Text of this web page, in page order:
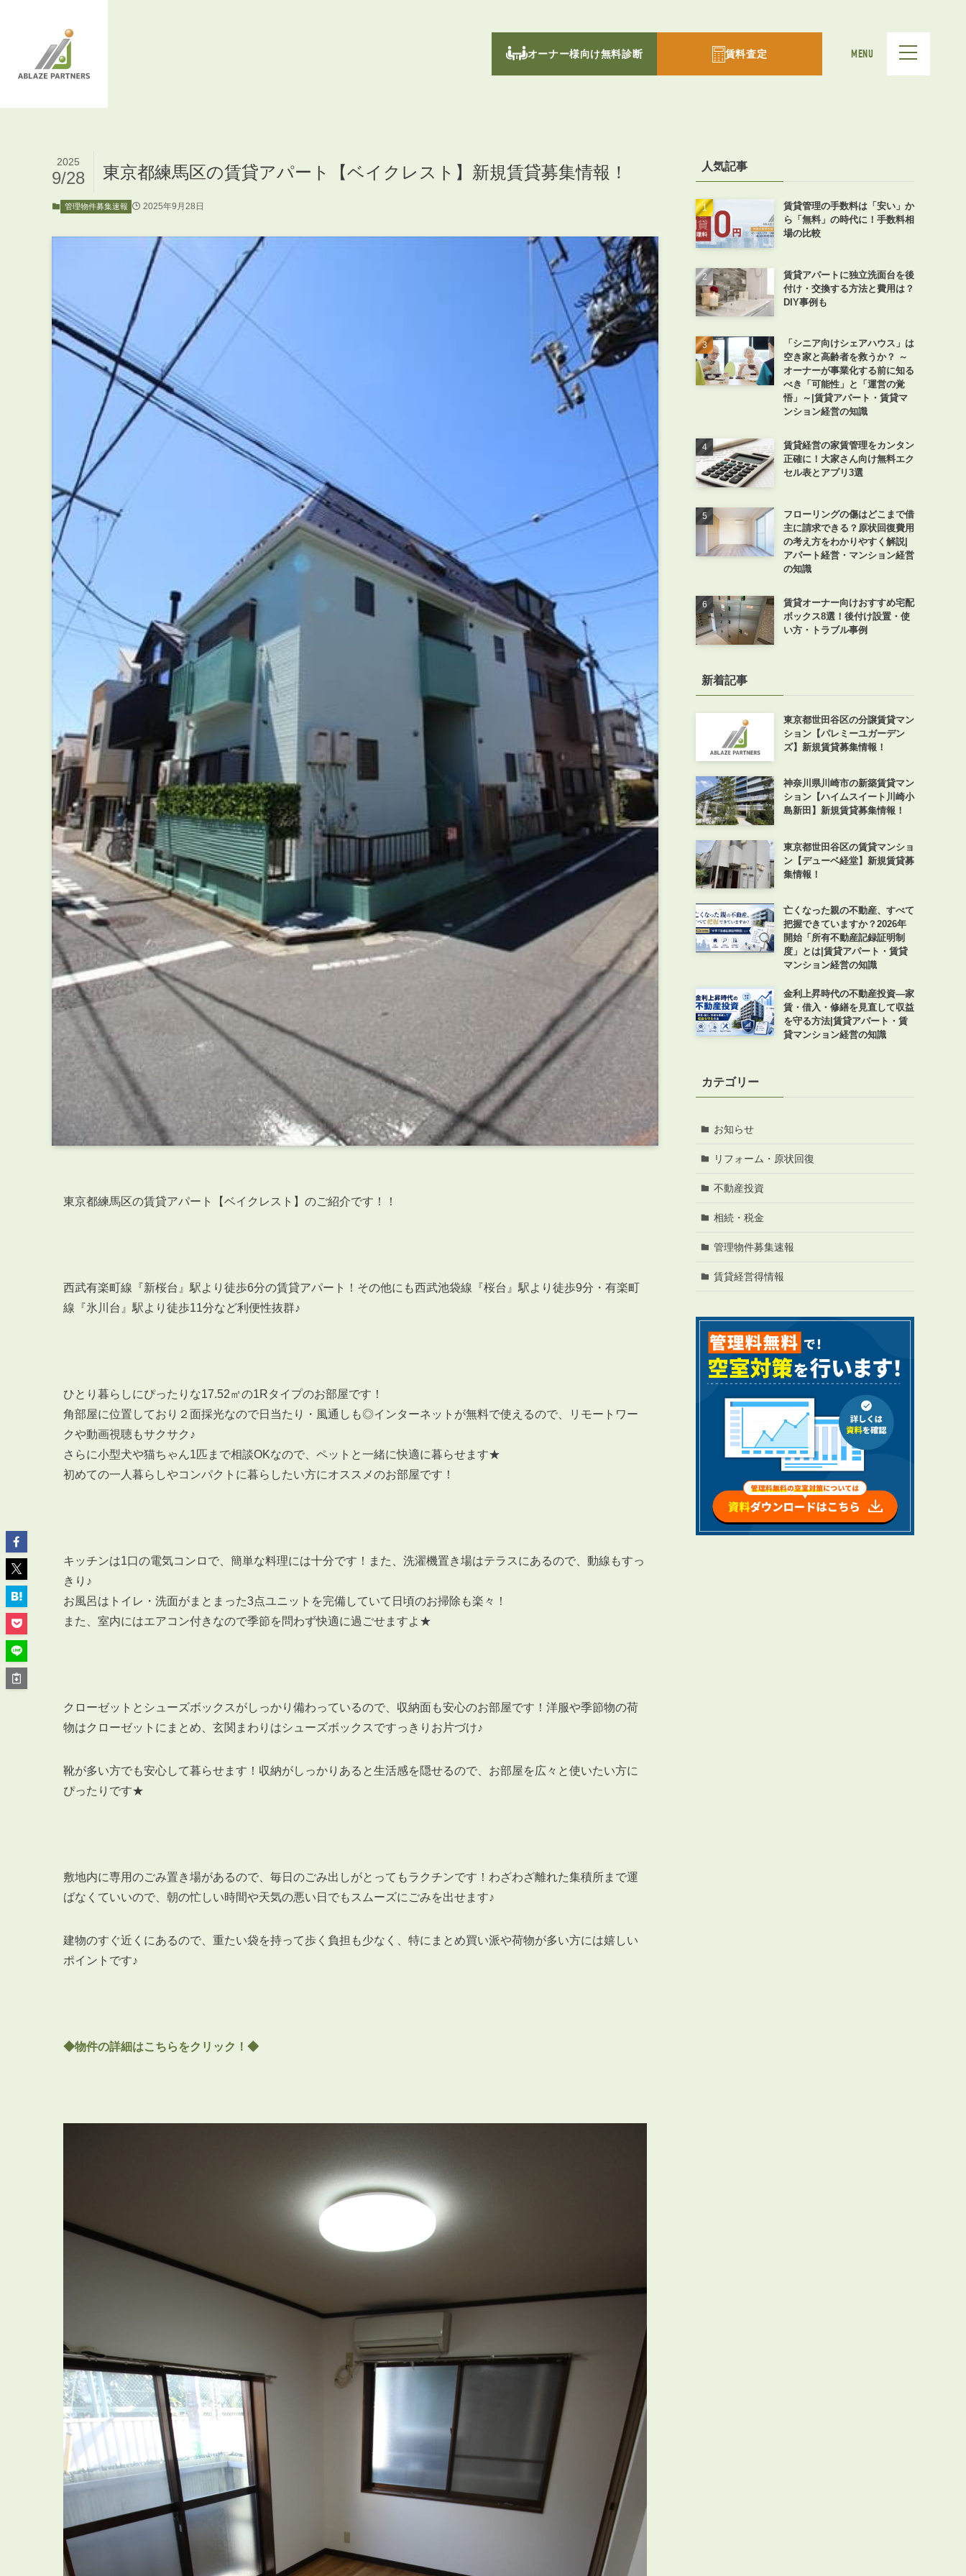
オーナー様向け無料診断 賃料査定 MENU
ABOUT私たちについて
会社概要
企業理念
スタッフ紹介
3POINT
自慢の「賃料設定」／マーケティング
物件プロモーション＆バリューアップリフォーム
RENTAL
管理料無料について
４つの強み
報酬と独自の保証内容
手続きの流れ
賃料査定について
SERVICE
管理オーナー様ご紹介制度
アパートの大規模修繕について
アパートの監視カメラ設置について
会員登録
お問い合わせ
【受付時間】10:00~19:00（定休日：水曜日）
東京都練馬区の賃貸アパート【ベイクレスト】新規賃貸募集情報！
2025
9/28
管理物件募集速報 2025年9月28日
東京都練馬区の賃貸アパート【ベイクレスト】のご紹介です！！
西武有楽町線『新桜台』駅より徒歩6分の賃貸アパート！その他にも西武池袋線『桜台』駅より徒歩9分・有楽町
線『氷川台』駅より徒歩11分など利便性抜群♪
ひとり暮らしにぴったりな17.52㎡の1Rタイプのお部屋です！
角部屋に位置しており２面採光なので日当たり・風通しも◎インターネットが無料で使えるので、リモートワー
クや動画視聴もサクサク♪
さらに小型犬や猫ちゃん1匹まで相談OKなので、ペットと一緒に快適に暮らせます★
初めての一人暮らしやコンパクトに暮らしたい方にオススメのお部屋です！
キッチンは1口の電気コンロで、簡単な料理には十分です！また、洗濯機置き場はテラスにあるので、動線もすっ
きり♪
お風呂はトイレ・洗面がまとまった3点ユニットを完備していて日頃のお掃除も楽々！
また、室内にはエアコン付きなので季節を問わず快適に過ごせますよ★
クローゼットとシューズボックスがしっかり備わっているので、収納面も安心のお部屋です！洋服や季節物の荷
物はクローゼットにまとめ、玄関まわりはシューズボックスですっきりお片づけ♪
靴が多い方でも安心して暮らせます！収納がしっかりあると生活感を隠せるので、お部屋を広々と使いたい方に
ぴったりです★
敷地内に専用のごみ置き場があるので、毎日のごみ出しがとってもラクチンです！わざわざ離れた集積所まで運
ばなくていいので、朝の忙しい時間や天気の悪い日でもスムーズにごみを出せます♪
建物のすぐ近くにあるので、重たい袋を持って歩く負担も少なく、特にまとめ買い派や荷物が多い方には嬉しい
ポイントです♪
◆物件の詳細はこちらをクリック！◆
人気記事
賃貸管理の手数料は「安い」か
ら「無料」の時代に！手数料相
場の比較
賃貸アパートに独立洗面台を後
付け・交換する方法と費用は？
DIY事例も
「シニア向けシェアハウス」は
空き家と高齢者を救うか？ ～
オーナーが事業化する前に知る
べき「可能性」と「運営の覚
悟」～|賃貸アパート・賃貸マ
ンション経営の知識
賃貸経営の家賃管理をカンタン
正確に！大家さん向け無料エク
セル表とアプリ3選
フローリングの傷はどこまで借
主に請求できる？原状回復費用
の考え方をわかりやすく解説|
アパート経営・マンション経営
の知識
賃貸オーナー向けおすすめ宅配
ボックス8選！後付け設置・使
い方・トラブル事例
新着記事
東京都世田谷区の分譲賃貸マン
ション【パレミーユガーデン
ズ】新規賃貸募集情報！
神奈川県川崎市の新築賃貸マン
ション【ハイムスイート川崎小
島新田】新規賃貸募集情報！
東京都世田谷区の賃貸マンショ
ン【デューベ経堂】新規賃貸募
集情報！
亡くなった親の不動産、すべて
把握できていますか？2026年
開始「所有不動産記録証明制
度」とは|賃貸アパート・賃貸
マンション経営の知識
金利上昇時代の不動産投資―家
賃・借入・修繕を見直して収益
を守る方法|賃貸アパート・賃
貸マンション経営の知識
カテゴリー
お知らせ
リフォーム・原状回復
不動産投資
相続・税金
管理物件募集速報
賃貸経営得情報